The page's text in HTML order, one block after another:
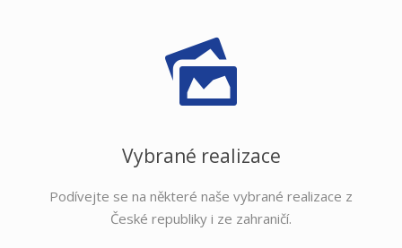
Vybrané realizace
Podívejte se na některé naše vybrané realizace z
České republiky i ze zahraničí.